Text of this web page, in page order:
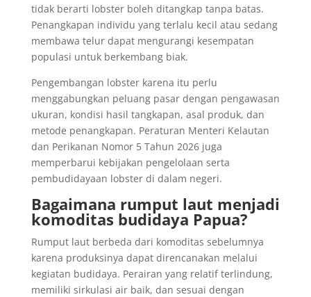
tidak berarti lobster boleh ditangkap tanpa batas.
Penangkapan individu yang terlalu kecil atau sedang
membawa telur dapat mengurangi kesempatan
populasi untuk berkembang biak.
Pengembangan lobster karena itu perlu
menggabungkan peluang pasar dengan pengawasan
ukuran, kondisi hasil tangkapan, asal produk, dan
metode penangkapan. Peraturan Menteri Kelautan
dan Perikanan Nomor 5 Tahun 2026 juga
memperbarui kebijakan pengelolaan serta
pembudidayaan lobster di dalam negeri.
Bagaimana rumput laut menjadi
komoditas budidaya Papua?
Rumput laut berbeda dari komoditas sebelumnya
karena produksinya dapat direncanakan melalui
kegiatan budidaya. Perairan yang relatif terlindung,
memiliki sirkulasi air baik, dan sesuai dengan